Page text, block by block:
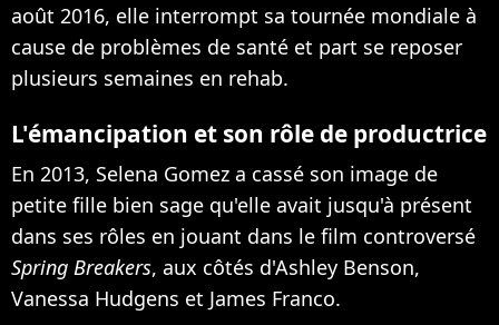
août 2016, elle interrompt sa tournée mondiale à
cause de problèmes de santé et part se reposer
plusieurs semaines en rehab.
L'émancipation et son rôle de productrice
En 2013, Selena Gomez a cassé son image de
petite fille bien sage qu'elle avait jusqu'à présent
dans ses rôles en jouant dans le film controversé
Spring Breakers, aux côtés d'Ashley Benson,
Vanessa Hudgens et James Franco.